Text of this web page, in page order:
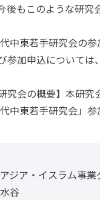
後もこのような研
中東若手研究会の参
参加申込については
究会の概要】本研
中東若手研究会」
ジア・イスラム事業
谷